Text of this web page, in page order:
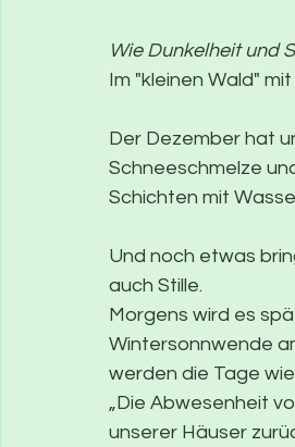
Wie Dunkelheit und
Im "kleinen Wald"
Der Dezember hat
Schneeschmelze
Schichten mit
Und noch etwas
auch Stille.
Morgens wird es
Wintersonnwende
werden die Tage
„Die Abwesenheit
unserer Häuser